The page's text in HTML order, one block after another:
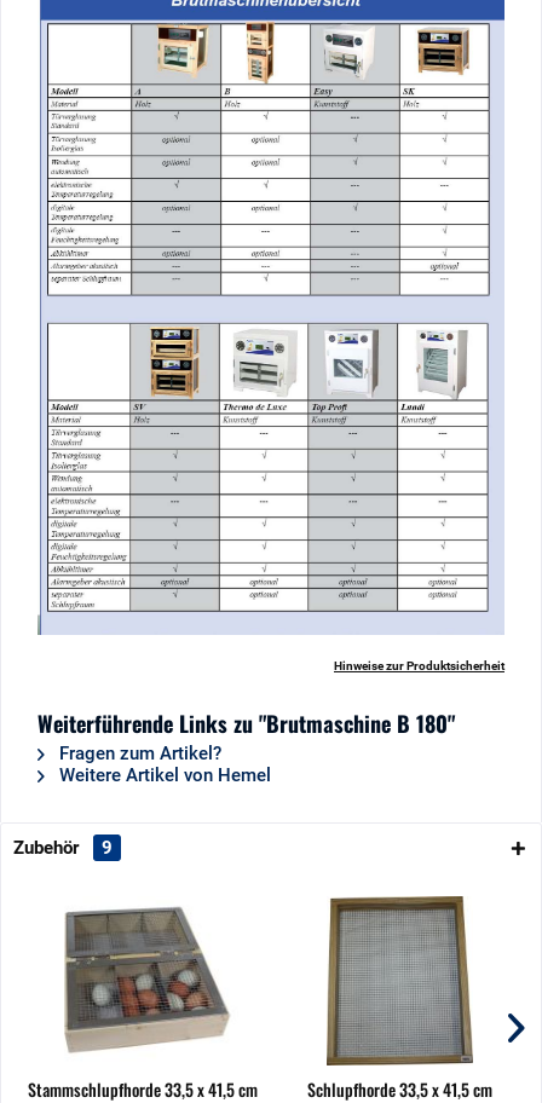
Hinweise zur Produktsicherheit
Weiterführende Links zu "Brutmaschine B 180"
Fragen zum Artikel?
Weitere Artikel von Hemel
Zubehör 9
Stammschlupfhorde 33,5 x 41,5 cm Schlupfhorde 33,5 x 41,5 cm